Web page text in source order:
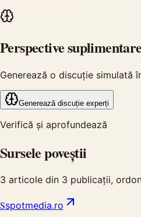
Perspective suplimentare
Generează o discuție simulată
Generează discuție experți
Verifică și aprofundează
Sursele poveștii
3 articole din 3 publicații,
Sspotmedia.ro